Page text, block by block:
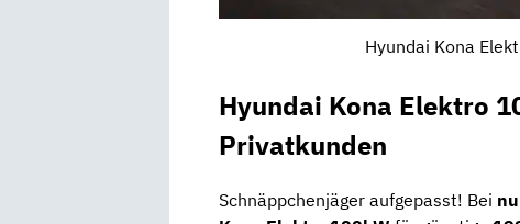
Hyundai Kona
Hyundai Kona Elektro
Privatkunden
Schnäppchenjäger aufgepasst! Bei